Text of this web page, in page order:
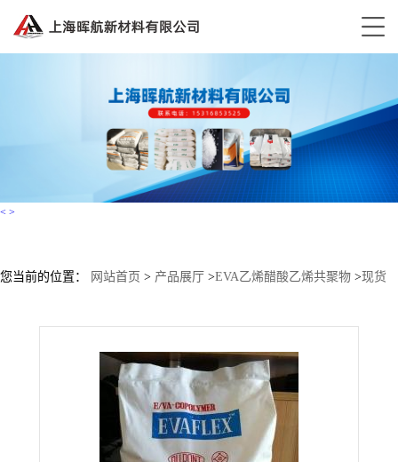
< >
您当前的位置： 网站首页 > 产品展厅 >EVA乙烯醋酸乙烯共聚物 >现货